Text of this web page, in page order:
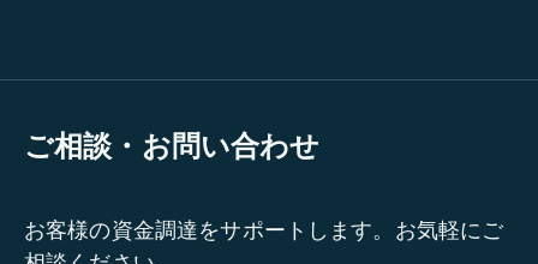
ご相談・お問い合わせ
お客様の資金調達をサポートします。お気軽にご